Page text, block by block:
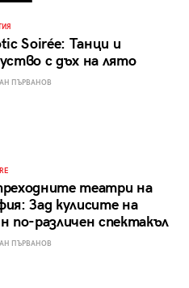
Soirée: Танци и
с дъх на лято
ПЪРВАНОВ
театри на
Зад кулисите на
по-различен спектакъл
ПЪРВАНОВ